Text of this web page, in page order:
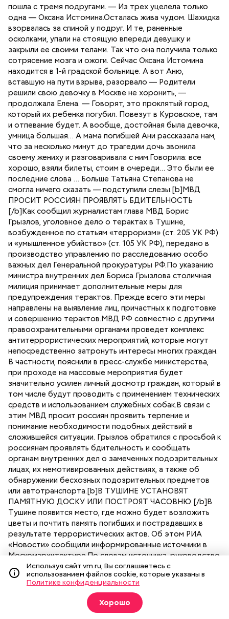
Используя сайт vm.ru, Вы соглашаетесь с
использованием файлов cookie, которые указаны в
Политике конфиденциальности
Хорошо